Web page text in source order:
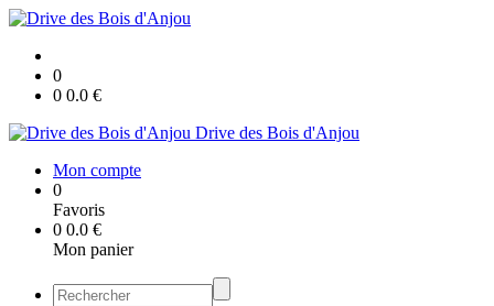
0
0 0.0 €
Drive des Bois d'Anjou
Mon compte
0
Favoris
0 0.0 €
Mon panier